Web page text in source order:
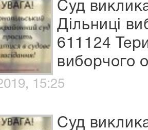
Суд
Дільниці
611124
виборчого
15:25
Суд